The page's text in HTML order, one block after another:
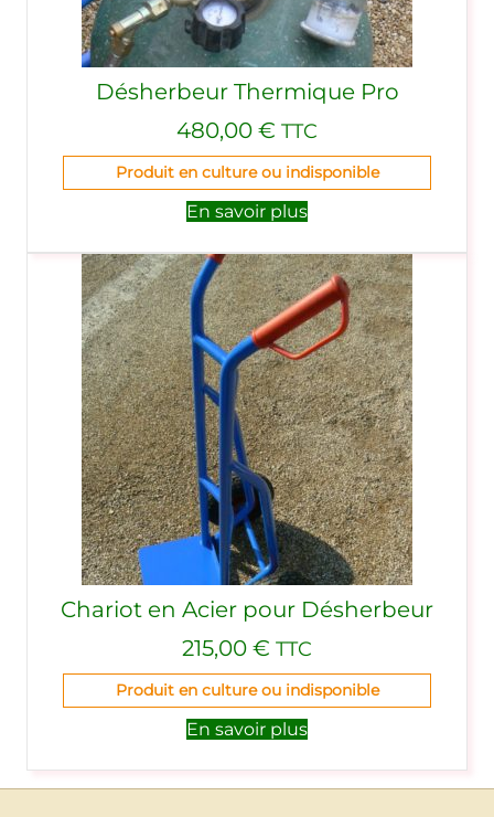
Désherbeur Thermique Pro
480,00 € TTC
Produit en culture ou indisponible
En savoir plus
Chariot en Acier pour Désherbeur
215,00 € TTC
Produit en culture ou indisponible
En savoir plus